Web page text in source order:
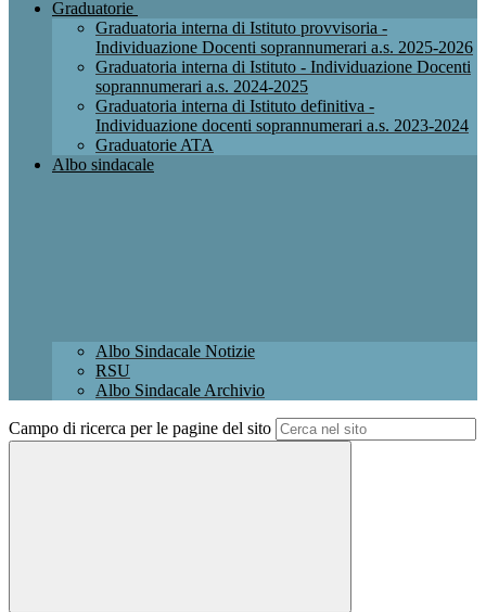
Graduatorie
Graduatoria interna di Istituto provvisoria -
Individuazione Docenti soprannumerari a.s. 2025-2026
Graduatoria interna di Istituto - Individuazione Docenti
soprannumerari a.s. 2024-2025
Graduatoria interna di Istituto definitiva -
Individuazione docenti soprannumerari a.s. 2023-2024
Graduatorie ATA
Albo sindacale
Albo Sindacale Notizie
RSU
Albo Sindacale Archivio
Campo di ricerca per le pagine del sito